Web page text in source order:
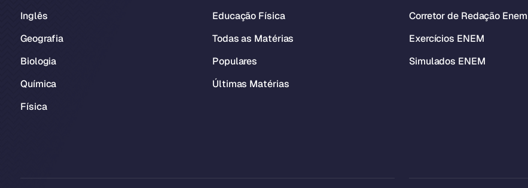
Inglês
Geografia
Biologia
Química
Física
Educação Física
Todas as Matérias
Populares
Últimas Matérias
Corretor de Redação Enem
Exercícios ENEM
Simulados ENEM